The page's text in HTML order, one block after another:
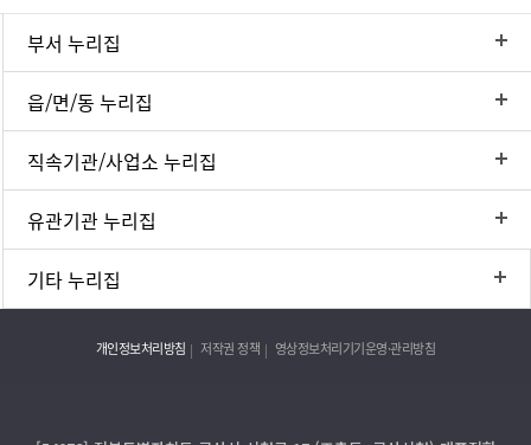
부서 누리집
읍/면/동 누리집
직속기관/사업소 누리집
유관기관 누리집
기타 누리집
개인정보처리방침 저작권 정책 영상정보처리기기운영·관리방침